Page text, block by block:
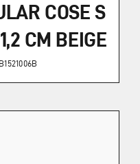
COSE S
CM BEIGE